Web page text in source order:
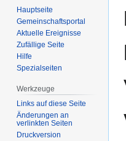
Hauptseite
Gemeinschafts­portal
Aktuelle Ereignisse
Zufällige Seite
Hilfe
Spezialseiten
Werkzeuge
Links auf diese Seite
Änderungen an
verlinkten Seiten
Druckversion